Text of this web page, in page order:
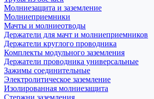
Молниезащита и заземление
Молниеприемники
Мачты и молниеотводы
Держатели для мачт и молниеприемников
Держатели круглого проводника
Комплекты модульного заземления
Держатели проводника универсальные
Зажимы соединительные
Электролитическое заземление
Изолированная молниезащита
Стержни заземления